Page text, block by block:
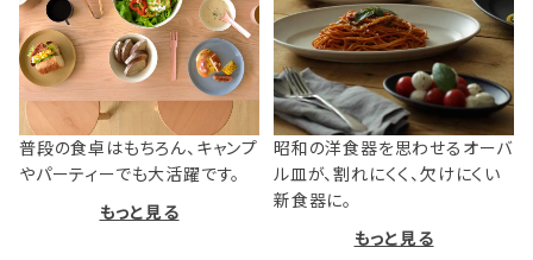
普段の食卓はもちろん、キャンプ
やパーティーでも大活躍です。
もっと見る
昭和の洋食器を思わせるオーバ
ル皿が、割れにくく、欠けにくい
新食器に。
もっと見る